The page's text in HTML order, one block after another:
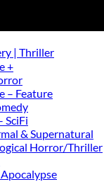
| Thriller
+
– Feature
SciFi
& Supernatural
Horror/Thriller